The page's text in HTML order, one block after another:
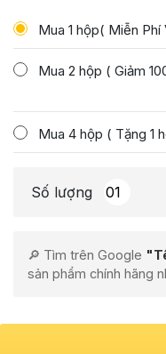
Mua 1 hộp( Miễn Phí
Mua 2 hộp ( Giảm
Mua 4 hộp ( Tặng 1
Số lượng
🔎 Tìm trên Google
sản phẩm chính hãng